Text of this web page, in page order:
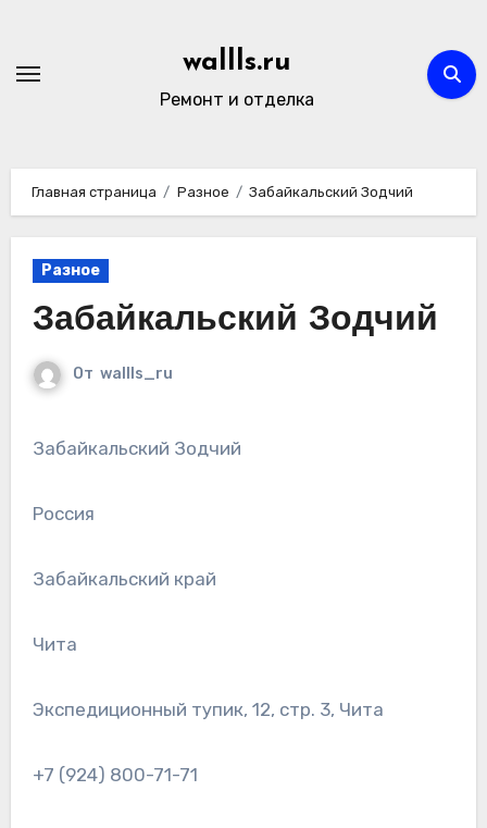
содержимому
wallls.ru
Ремонт и отделка
Главная страница Разное Забайкальский Зодчий
Разное
Забайкальский Зодчий
От wallls_ru
Забайкальский Зодчий
Россия
Забайкальский край
Чита
Экспедиционный тупик, 12, стр. 3, Чита
+7 (924) 800-71-71